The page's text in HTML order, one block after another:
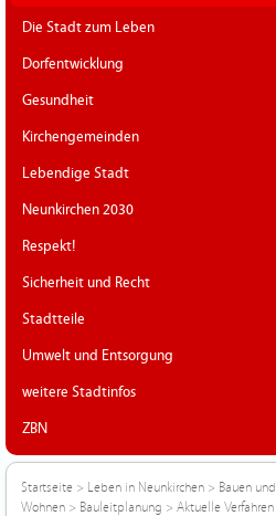
Die Stadt zum Leben
Dorfentwicklung
Gesundheit
Kirchengemeinden
Lebendige Stadt
Neunkirchen 2030
Respekt!
Sicherheit und Recht
Stadtteile
Umwelt und Entsorgung
weitere Stadtinfos
ZBN
Startseite > Leben in Neunkirchen > Bauen und
Wohnen > Bauleitplanung > Aktuelle Verfahren